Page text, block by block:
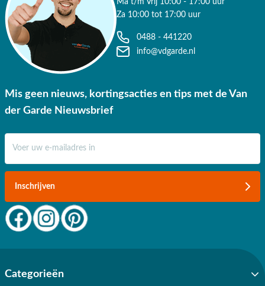
Za 10:00 tot 17:00 uur
0488 - 441220
info@vdgarde.nl
Mis geen nieuws, kortingsacties en tips met de Van
der Garde Nieuwsbrief
Inschrijven
Categorieën